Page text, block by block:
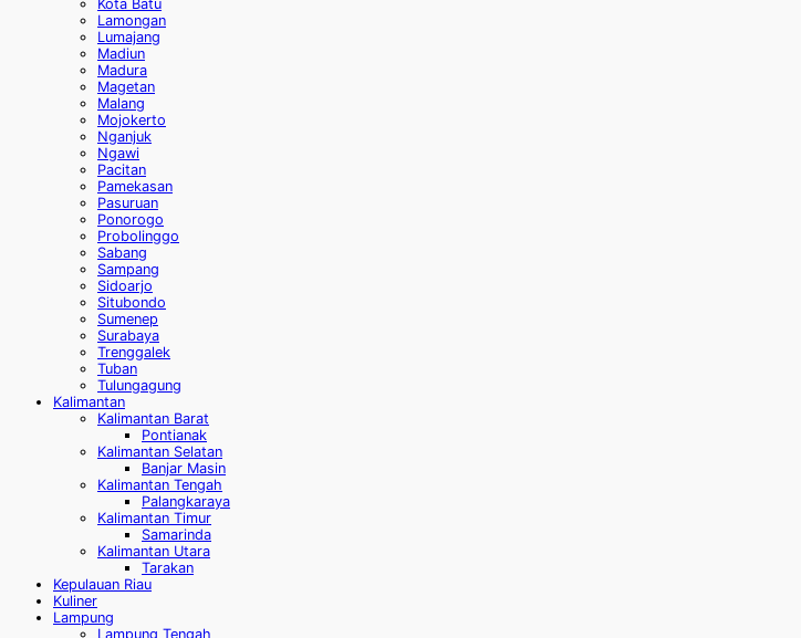
Kota Batu
Lamongan
Lumajang
Madiun
Madura
Magetan
Malang
Mojokerto
Nganjuk
Ngawi
Pacitan
Pamekasan
Pasuruan
Ponorogo
Probolinggo
Sabang
Sampang
Sidoarjo
Situbondo
Sumenep
Surabaya
Trenggalek
Tuban
Tulungagung
Kalimantan
Kalimantan Barat
Pontianak
Kalimantan Selatan
Banjar Masin
Kalimantan Tengah
Palangkaraya
Kalimantan Timur
Samarinda
Kalimantan Utara
Tarakan
Kepulauan Riau
Kuliner
Lampung
Lampung Tengah